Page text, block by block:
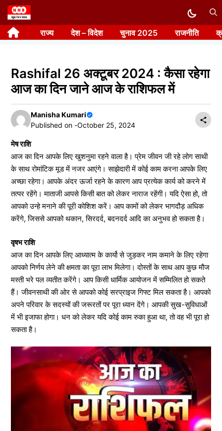
Skip
to
content राज्य देश – विदेश चुनाव 2025 राजनीति
Rashifal 26 अक्टूबर 2024 : कैसा रहेगा
आज का दिन जाने आज के राशिफल में
Manisha Kumari
Published on -October 25, 2024
मेष राशि
आज का दिन आपके लिए खुशनुमा रहने वाला है। प्रेम जीवन जी रहे लोग साथी
के साथ रोमांटिक मूड में नजर आएंगे। साझेदारी में कोई काम करना आपके लिए
अच्छा रहेगा। आपके अंदर ऊर्जा रहने के कारण आप प्रत्येक कार्य को करने में
तत्पर रहेंगे। माताजी आपसे किसी बात को लेकर नाराज रहेंगी। यदि ऐसा हो, तो
आपको उन्हे मनाने की पूरी कोशिश करें। आप कामों को लेकर भागदौड़ अधिक
करेंगे, जिससे आपको थकान, सिरदर्द, बदनदर्द आदि का अनुभव हो सकता है।
वृषभ राशि
आज का दिन आपके लिए आध्यात्म के कार्यो से जुड़कर नाम कमाने के लिए रहेगा
आपको निर्णय लेने की क्षमता का पूरा लाभ मिलेगा। दोस्तों के साथ आप कुछ मौज
मस्ती भरे पल व्यतीत करेंगे। आप किसी धार्मिक आयोजन में सम्मिलित हो सकते
हैं। जीवनसाथी की ओर से आपको कोई सरप्राइज गिफ्ट मिल सकता है। आपको
अपने परिवार के सदस्यों की जरूरतों पर पूरा ध्यान देंगे। आपकी सुख-सुविधाओं
में भी इजाफा होगा। धन को लेकर यदि कोई काम रुका हुआ था, तो वह भी पूरा हो
सकता है।